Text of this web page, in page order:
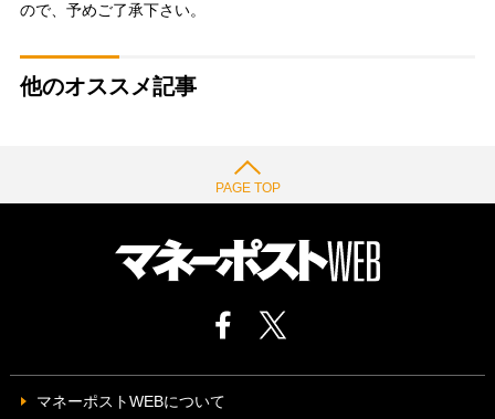
ので、予めご了承下さい。
他のオススメ記事
PAGE TOP
マネーポストWEBについて